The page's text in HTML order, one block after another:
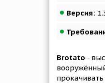
Версия:
Brotato -